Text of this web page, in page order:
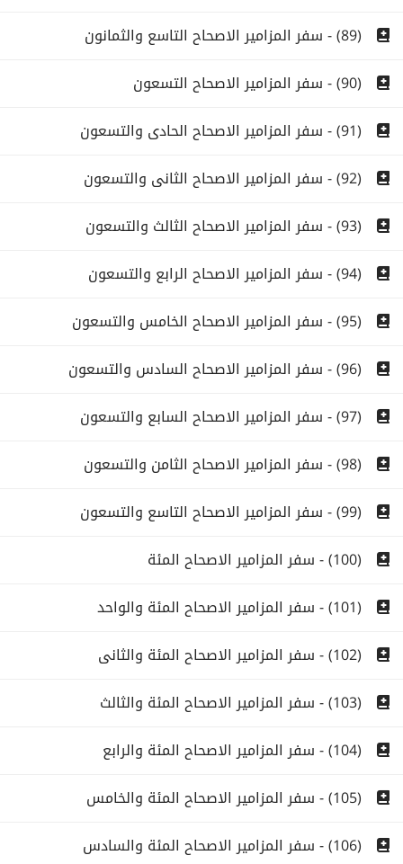
(89) - سفر المزامير الاصحاح التاسع والثمانون
(90) - سفر المزامير الاصحاح التسعون
(91) - سفر المزامير الاصحاح الحادى والتسعون
(92) - سفر المزامير الاصحاح الثانى والتسعون
(93) - سفر المزامير الاصحاح الثالث والتسعون
(94) - سفر المزامير الاصحاح الرابع والتسعون
(95) - سفر المزامير الاصحاح الخامس والتسعون
(96) - سفر المزامير الاصحاح السادس والتسعون
(97) - سفر المزامير الاصحاح السابع والتسعون
(98) - سفر المزامير الاصحاح الثامن والتسعون
(99) - سفر المزامير الاصحاح التاسع والتسعون
(100) - سفر المزامير الاصحاح المئة
(101) - سفر المزامير الاصحاح المئة والواحد
(102) - سفر المزامير الاصحاح المئة والثانى
(103) - سفر المزامير الاصحاح المئة والثالث
(104) - سفر المزامير الاصحاح المئة والرابع
(105) - سفر المزامير الاصحاح المئة والخامس
(106) - سفر المزامير الاصحاح المئة والسادس